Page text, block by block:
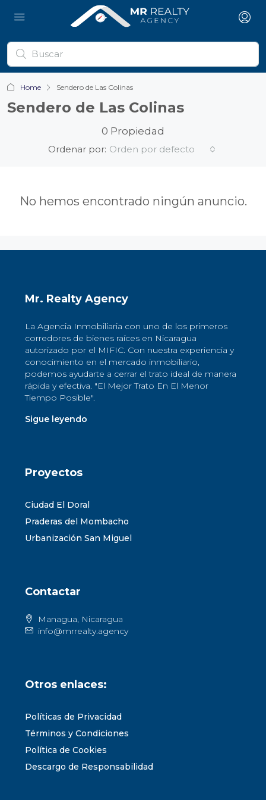
Home Sendero de Las Colinas
Sendero de Las Colinas
0 Propiedad
Ordenar por: Orden por defecto
No hemos encontrado ningún anuncio.
Mr. Realty Agency
La Agencia Inmobiliaria con uno de los primeros
corredores de bienes raíces en Nicaragua
autorizado por el MIFIC. Con nuestra experiencia y
conocimiento en el mercado inmobiliario,
podemos ayudarte a cerrar el trato ideal de manera
rápida y efectiva. "El Mejor Trato En El Menor
Tiempo Posible".
Sigue leyendo
Proyectos
Ciudad El Doral
Praderas del Mombacho
Urbanización San Miguel
Contactar
Managua, Nicaragua
info@mrrealty.agency
Otros enlaces:
Políticas de Privacidad
Términos y Condiciones
Política de Cookies
Descargo de Responsabilidad